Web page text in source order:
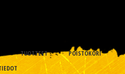
TUOTTEET
POISTOKORI